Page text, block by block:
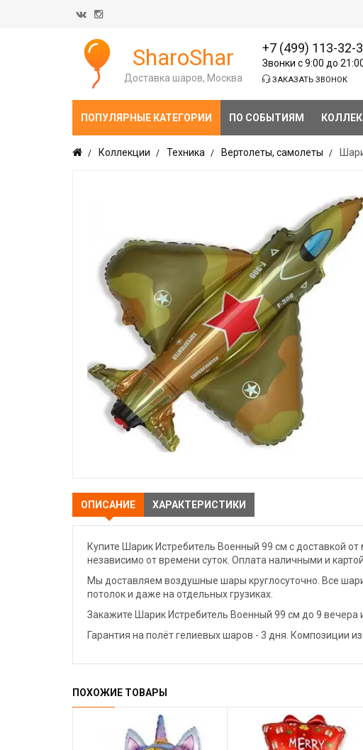
SharoShar
Доставка шаров, Москва
+7 (499) 113-32-
Звонки с 9:00 до
ЗАКАЗАТЬ ЗВОНОК
ПОПУЛЯРНЫЕ КАТЕГОРИИ ПО СОБЫТИЯМ
Коллекции Техника Вертолеты, самолеты
ОПИСАНИЕ ХАРАКТЕРИСТИКИ
Купите Шарик Истребитель Военный 99 см с доставкой
независимо от времени суток. Оплата наличными и
Мы доставляем воздушные шары круглосуточно. Все
потолок и даже на отдельных грузиках.
Закажите Шарик Истребитель Военный 99 см до 9
Гарантия на полёт гелиевых шаров - 3 дня. Композиции
ПОХОЖИЕ ТОВАРЫ